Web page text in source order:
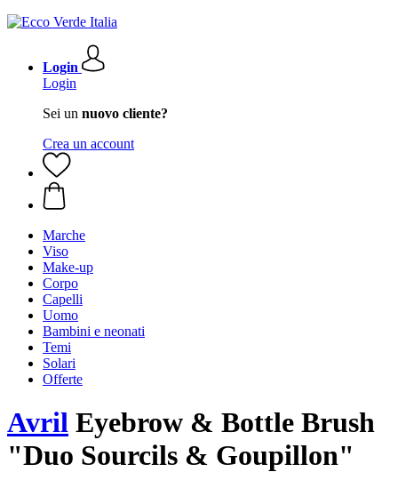
Login
Login
Sei un nuovo cliente?
Crea un account
Marche
Viso
Make-up
Corpo
Capelli
Uomo
Bambini e neonati
Temi
Solari
Offerte
Avril Eyebrow & Bottle Brush
"Duo Sourcils & Goupillon"